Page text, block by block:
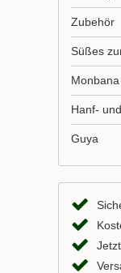
Zubehör
Süßes
Hanf-
Guya